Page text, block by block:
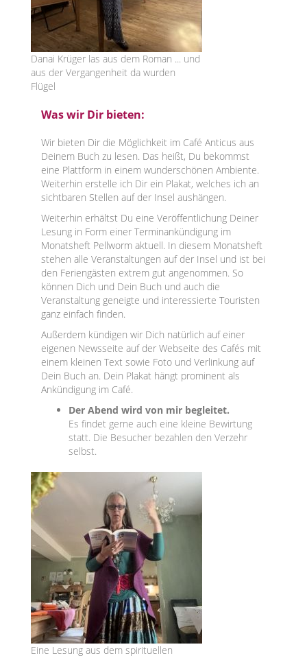
Danai Krüger las aus dem Roman ... und
aus der Vergangenheit da wurden
Flügel
Was wir Dir bieten:
Wir bieten Dir die Möglichkeit im Café Anticus aus
Deinem Buch zu lesen. Das heißt, Du bekommst
eine Plattform in einem wunderschönen Ambiente.
Weiterhin erstelle ich Dir ein Plakat, welches ich an
sichtbaren Stellen auf der Insel aushängen.
Weiterhin erhältst Du eine Veröffentlichung Deiner
Lesung in Form einer Terminankündigung im
Monatsheft Pellworm aktuell. In diesem Monatsheft
stehen alle Veranstaltungen auf der Insel und ist bei
den Feriengästen extrem gut angenommen. So
können Dich und Dein Buch und auch die
Veranstaltung geneigte und interessierte Touristen
ganz einfach finden.
Außerdem kündigen wir Dich natürlich auf einer
eigenen Newsseite auf der Webseite des Cafés mit
einem kleinen Text sowie Foto und Verlinkung auf
Dein Buch an. Dein Plakat hängt prominent als
Ankündigung im Café.
Der Abend wird von mir begleitet.
Es findet gerne auch eine kleine Bewirtung
statt. Die Besucher bezahlen den Verzehr
selbst.
Eine Lesung aus dem spirituellen